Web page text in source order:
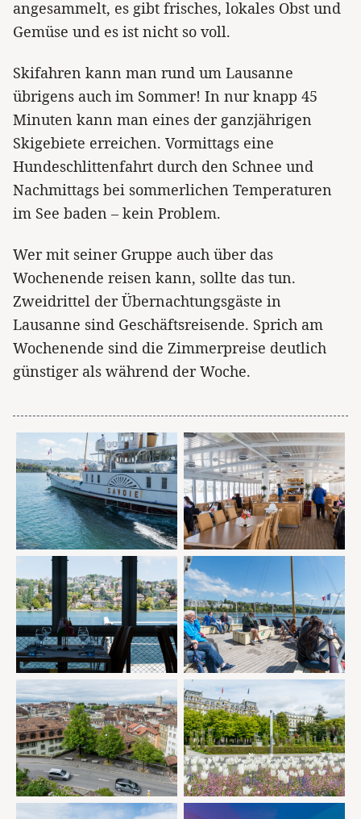
angesammelt, es gibt frisches, lokales Obst und
Gemüse und es ist nicht so voll.
Skifahren kann man rund um Lausanne
übrigens auch im Sommer! In nur knapp 45
Minuten kann man eines der ganzjährigen
Skigebiete erreichen. Vormittags eine
Hundeschlittenfahrt durch den Schnee und
Nachmittags bei sommerlichen Temperaturen
im See baden – kein Problem.
Wer mit seiner Gruppe auch über das
Wochenende reisen kann, sollte das tun.
Zweidrittel der Übernachtungsgäste in
Lausanne sind Geschäftsreisende. Sprich am
Wochenende sind die Zimmerpreise deutlich
günstiger als während der Woche.